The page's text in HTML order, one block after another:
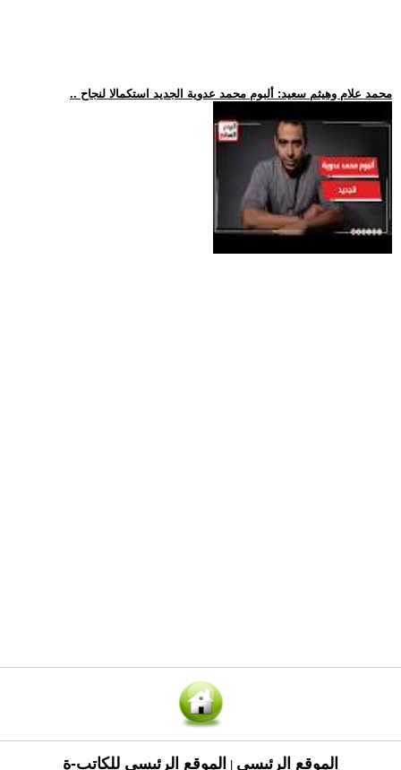
.. محمد علام وهيثم سعيد: ألبوم محمد عدوية الجديد استكمالا لنجاح
الموقع الرئيسي الموقع الرئيسي للكاتب-ة